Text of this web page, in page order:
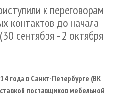
ПЛИТ
к переговорам
контактов до начала
сентября - 2 октября
года в Санкт-Петербурге (ВК
поставщиков мебельной